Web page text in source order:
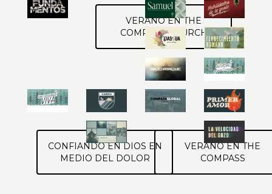
VERANO EN THE
COMPASS CHURCH
CONFIANDO EN DIOS EN
MEDIO DEL DOLOR
VERANO EN THE
COMPASS